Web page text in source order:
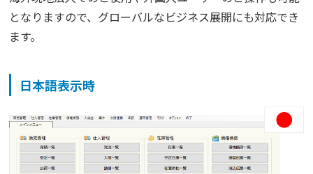
となりますので、グローバルなビジネス展開にも対応でき
ます。
日本語表示時